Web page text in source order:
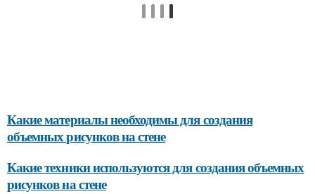
Какие материалы необходимы для создания
объемных рисунков на стене
Какие техники используются для создания объемных
рисунков на стене